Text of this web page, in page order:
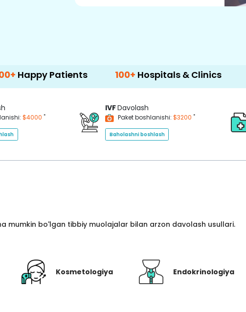
Patients 100+ Hospitals & Clinics 500+
$4000 *
IVFDavolash
Paket boshlanishi: $3200 *
Baholashni boshlash
mumkin bo'lgan tibbiy muolajalar bilan arzon davolash usullari.
Kosmetologiya Endokrinologiya